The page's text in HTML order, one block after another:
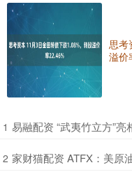
思考
溢价
1 易融配资 “武夷竹立方”
2 家财猫配资 ATFX：美原